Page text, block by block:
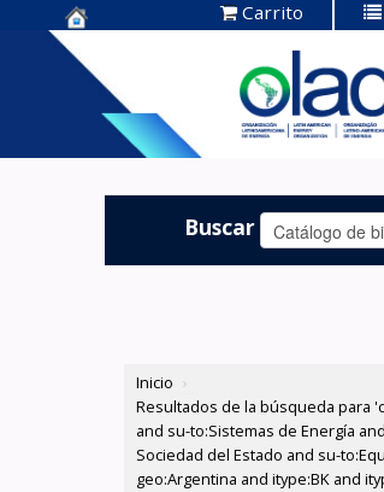
Centro de
Documentación
OLADE -
Carrito
Buscar
Inicio ›
Resultados de la búsqueda para
and su-to:Sistemas de Energía
Sociedad del Estado and su-
geo:Argentina and itype:BK and